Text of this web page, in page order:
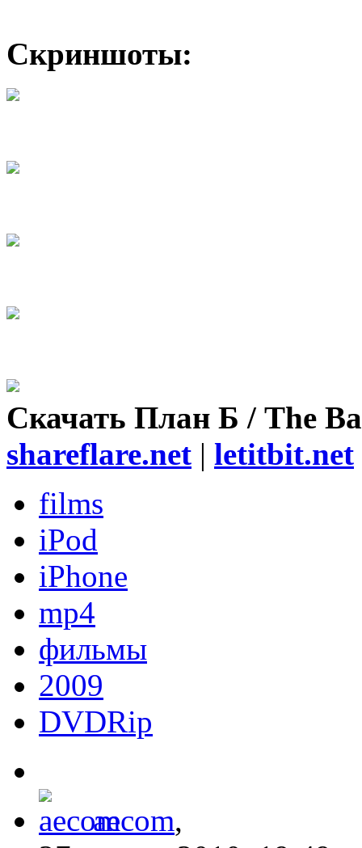
Скриншоты:
Скачать План Б / The
shareflare.net | letitbit.net
films
iPod
iPhone
mp4
фильмы
2009
DVDRip
aecom,